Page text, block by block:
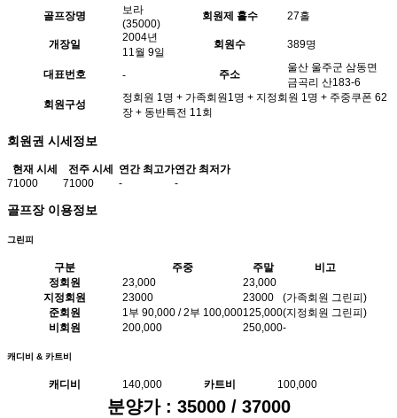
골프장명
보라
(35000)
회원제 홀수 27홀
개장일
2004년
11월 9일
회원수 389명
대표번호 - 주소
울산 울주군 삼동면
금곡리 산183-6
회원구성
정회원 1명 + 가족회원1명 + 지정회원 1명 + 주중쿠폰 62
장 + 동반특전 11회
회원권 시세정보
현재 시세 전주 시세 연간 최고가연간 최저가
71000
71000 - -
골프장 이용정보
그린피
구분 주중 주말
비고
정회원
23,000
23,000
지정회원
23000 23000
(가족회원 그린피)
준회원
1부 90,000 / 2부 100,000125,000(지정회원 그린피)
비회원
200,000 250,000-
캐디비 & 카트비
캐디비 140,000 카트비 100,000
분양가 : 35000 / 37000